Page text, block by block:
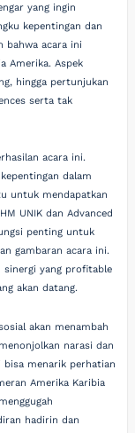
yang ingin
kepentingan dan
bahwa acara ini
Amerika. Aspek
hingga pertunjukan
serta tak
acara ini.
dalam
untuk mendapatkan
UNIK dan Advanced
penting untuk
gambaran acara ini.
sinergi yang profitable
akan datang.
akan menambah
narasi dan
bisa menarik perhatian
Amerika Karibia
hadirin dan